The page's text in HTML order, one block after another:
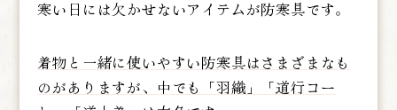
寒い日には欠かせないアイテムが防寒具です。
着物と一緒に使いやすい防寒具はさまざまなも
のがありますが、中でも「羽織」「道行コー